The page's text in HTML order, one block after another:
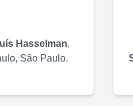
Hasselman,
, São Paulo.